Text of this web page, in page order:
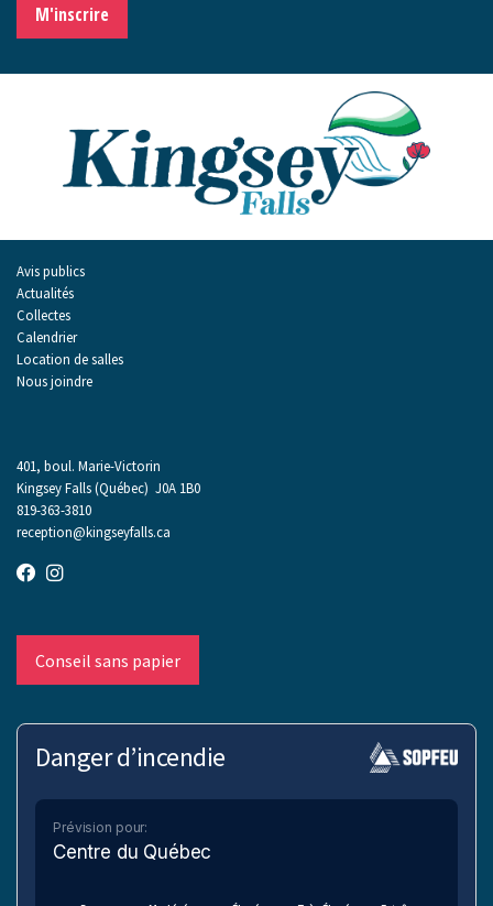
M'inscrire
Avis publics
Actualités
Collectes
Calendrier
Location de salles
Nous joindre
401, boul. Marie-Victorin
Kingsey Falls (Québec) J0A 1B0
819-363-3810
reception@kingseyfalls.ca
Conseil sans papier
Danger d’incendie
Prévision pour:
Centre du Québec